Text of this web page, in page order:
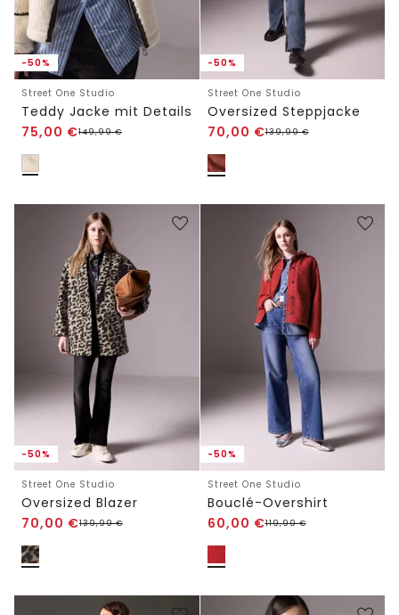
-50%
Street One Studio
Teddy Jacke mit Details
75,00 €149,99€
-50%
Street One Studio
Oversized Steppjacke
70,00 €139,99€
-50%
Street One Studio
Oversized Blazer
70,00 €139,99€
-50%
Street One Studio
Bouclé-Overshirt
60,00 €119,99€